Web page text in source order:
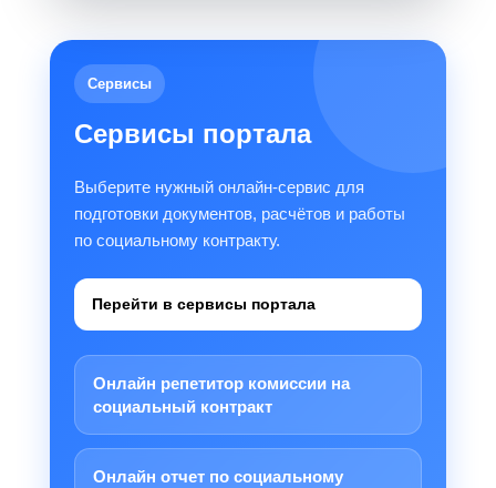
Сервисы
Сервисы портала
Выберите нужный онлайн-сервис для
подготовки документов, расчётов и работы
по социальному контракту.
Перейти в сервисы портала
Онлайн репетитор комиссии на
социальный контракт
Онлайн отчет по социальному